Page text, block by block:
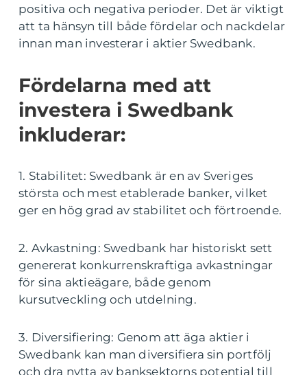
positiva och negativa perioder. Det är viktigt
att ta hänsyn till både fördelar och nackdelar
innan man investerar i aktier Swedbank.
Fördelarna med att
investera i Swedbank
inkluderar:
1. Stabilitet: Swedbank är en av Sveriges
största och mest etablerade banker, vilket
ger en hög grad av stabilitet och förtroende.
2. Avkastning: Swedbank har historiskt sett
genererat konkurrenskraftiga avkastningar
för sina aktieägare, både genom
kursutveckling och utdelning.
3. Diversifiering: Genom att äga aktier i
Swedbank kan man diversifiera sin portfölj
och dra nytta av banksektorns potential till